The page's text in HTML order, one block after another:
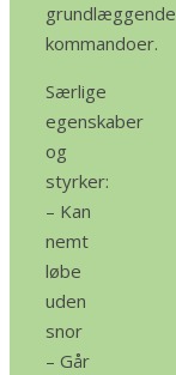
grundlæggende
kommandoer.
Særlige
egenskaber
og
styrker:
– Kan
nemt
løbe
uden
snor
– Går